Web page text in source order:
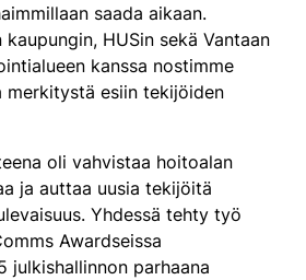
saada aikaan.
HUSin sekä Vantaan
kanssa nostimme
merkitystä esiin tekijöiden
oli vahvistaa hoitoalan
ja auttaa uusia tekijöitä
Yhdessä tehty työ
Awardseissa
julkishallinnon parhaana